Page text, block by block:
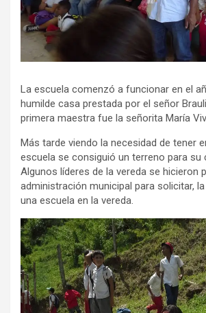
La escuela comenzó a funcionar en el
humilde casa prestada por el señor
primera maestra fue la señorita María
Más tarde viendo la necesidad de tener
escuela se consiguió un terreno para su
Algunos líderes de la vereda se hicieron
administración municipal para solicitar,
una escuela en la vereda.